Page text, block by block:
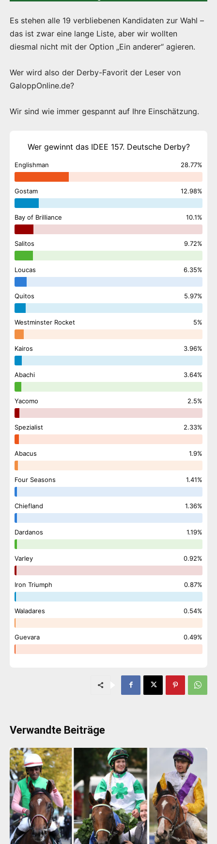
Es stehen alle 19 verbliebenen Kandidaten zur Wahl –
das ist zwar eine lange Liste, aber wir wollten
diesmal nicht mit der Option „Ein anderer“ agieren.
Wer wird also der Derby-Favorit der Leser von
GaloppOnline.de?
Wir sind wie immer gespannt auf Ihre Einschätzung.
Wer gewinnt das IDEE 157. Deutsche Derby?
Englishman 28.77%
Gostam 12.98%
Bay of Brilliance 10.1%
Salitos 9.72%
Loucas 6.35%
Quitos 5.97%
Westminster Rocket 5%
Kairos 3.96%
Abachi 3.64%
Yacomo 2.5%
Spezialist 2.33%
Abacus 1.9%
Four Seasons 1.41%
Chiefland 1.36%
Dardanos 1.19%
Varley 0.92%
Iron Triumph 0.87%
Waladares 0.54%
Guevara 0.49%
Verwandte Beiträge